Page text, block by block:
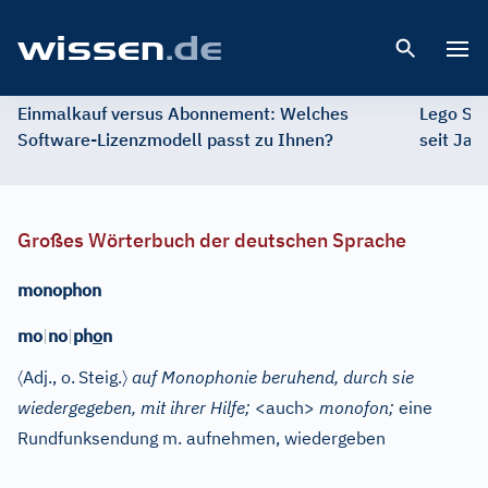
Einmalkauf versus Abonnement: Welches
Software-Lizenzmodell passt zu Ihnen?
Lego
seit
Großes Wörterbuch der deutschen Sprache
monophon
mo|no|phon
〈Adj., o. Steig.〉 auf Monophonie beruhend, durch sie
wiedergegeben, mit ihrer Hilfe; <auch> monofon; eine
Rundfunksendung m. aufnehmen, wiedergeben